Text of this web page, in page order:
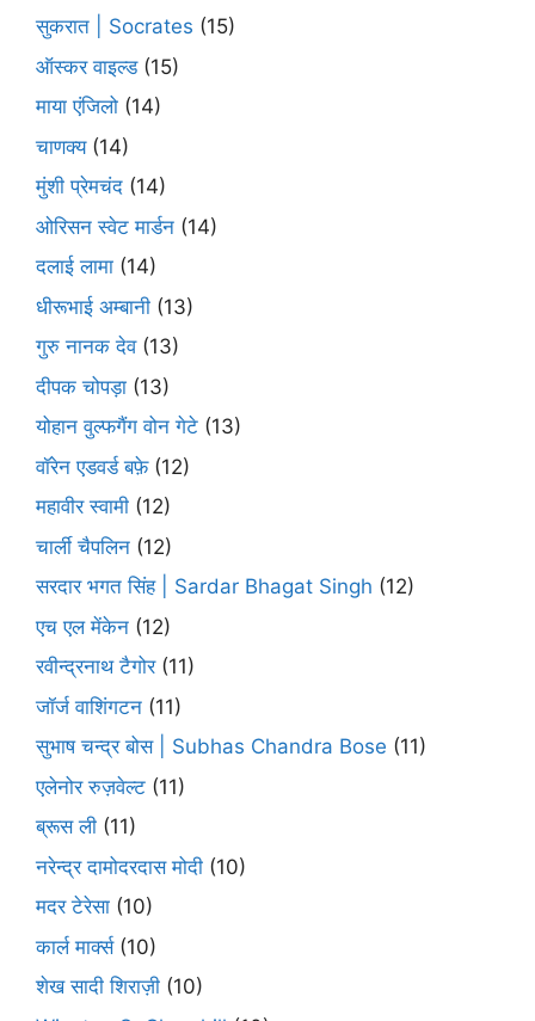
सुकरात | Socrates (15)
ऑस्कर वाइल्ड(15)
माया एंजिलो (14)
चाणक्य(14)
मुंशी प्रेमचंद (14)
ओरिसन स्‍वेट मार्डन (14)
दलाई लामा (14)
धीरूभाई अम्बानी (13)
गुरु नानक देव(13)
दीपक चोपड़ा (13)
योहान वुल्फगैंग वोन गेटे (13)
वॉरेन एडवर्ड बफ़े(12)
महावीर स्वामी (12)
चार्ली चैपलिन (12)
सरदार भगत सिंह | Sardar Bhagat Singh (12)
एच एल मेंकेन (12)
रवीन्द्रनाथ टैगोर(11)
जॉर्ज वाशिंगटन (11)
सुभाष चन्द्र बोस | Subhas Chandra Bose (11)
एलेनोर रुज़वेल्ट (11)
ब्रूस ली (11)
नरेन्द्र दामोदरदास मोदी (10)
मदर टेरेसा (10)
कार्ल मार्क्स(10)
शेख सादी शिराज़ी (10)